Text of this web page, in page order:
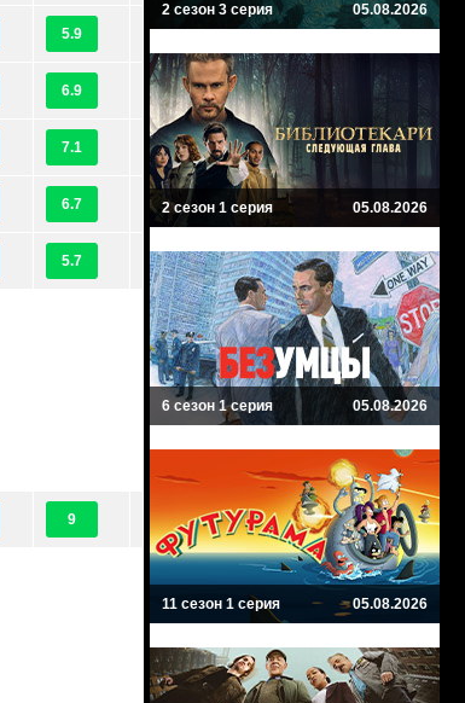
5.9
6.9
7.1
6.7
5.7
9
2 сезон 3 серия 05.08.2026
2 сезон 1 серия 05.08.2026
6 сезон 1 серия 05.08.2026
11 сезон 1 серия 05.08.2026